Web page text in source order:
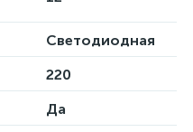
Светодиодная
220
Да